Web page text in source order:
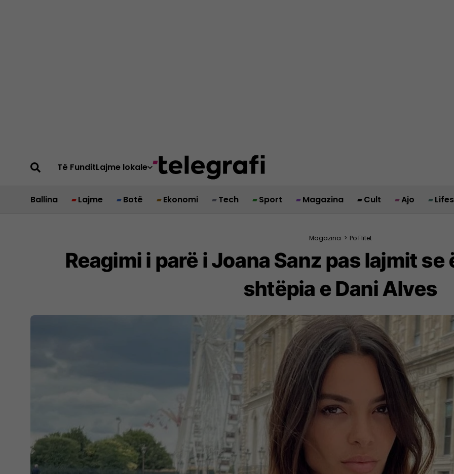
Të FunditLajme lokale
Ballina Lajme Botë Ekonomi Tech Sport Magazina Cult Ajo
Magazina > Po Flitet
Reagimi i parë i Joana Sanz pas lajmit
shtëpia e Dani Alves